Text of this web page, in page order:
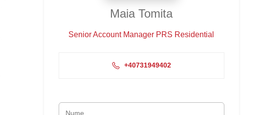
Maia Tomita
Senior Account Manager PRS Residential
+40731949402